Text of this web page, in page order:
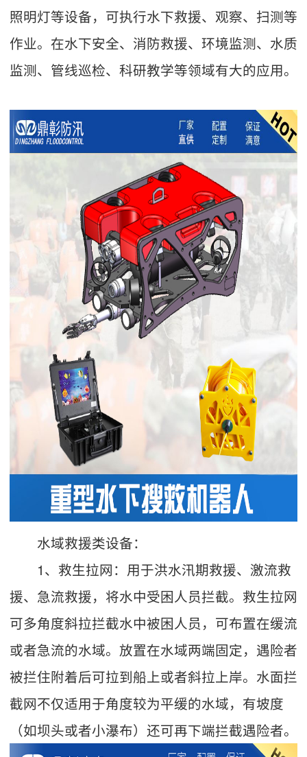
照明灯等设备，可执行水下救援、观察、扫测等
作业。在水下安全、消防救援、环境监测、水质
监测、管线巡检、科研教学等领域有大的应用。
水域救援类设备：
1、救生拉网：用于洪水汛期救援、激流救
援、急流救援，将水中受困人员拦截。救生拉网
可多角度斜拉拦截水中被困人员，可布置在缓流
或者急流的水域。放置在水域两端固定，遇险者
被拦住附着后可拉到船上或者斜拉上岸。水面拦
截网不仅适用于角度较为平缓的水域，有坡度
（如坝头或者小瀑布）还可再下端拦截遇险者。